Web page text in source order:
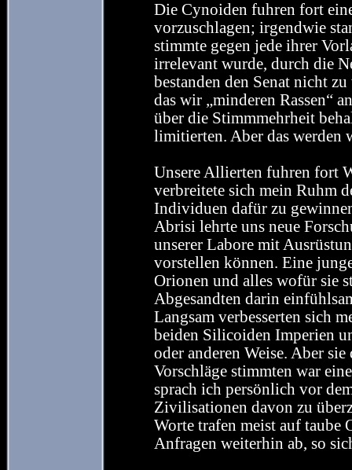
Die Cynoiden fuhren fort
vorzuschlagen; irgendwie
stimmte gegen jede ihrer
irrelevant wurde, durch die
bestanden den Senat nicht
das wir „minderen Rassen“
über die Stimmmehrheit
limitierten. Aber das werden
Unsere Allierten fuhren fort
verbreitete sich mein Ruhm
Individuen dafür zu
Abrisi lehrte uns neue
unserer Labore mit
vorstellen können. Eine
Orionen und alles wofür sie
Abgesandten darin
Langsam verbesserten sich
beiden Silicoiden Imperien
oder anderen Weise. Aber
Vorschläge stimmten war
sprach ich persönlich vor
Zivilisationen davon zu
Worte trafen meist auf taube
Anfragen weiterhin ab, so